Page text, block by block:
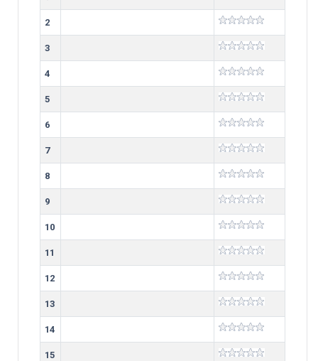
2
3
4
5
6
7
8
9
10
11
12
13
14
15